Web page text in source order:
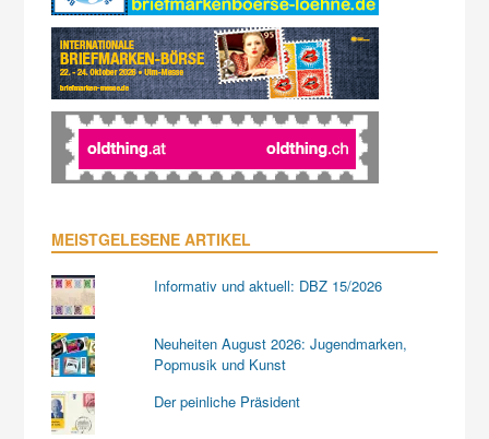
MEISTGELESENE ARTIKEL
Informativ und aktuell: DBZ 15/2026
Neuheiten August 2026: Jugendmarken,
Popmusik und Kunst
Der peinliche Präsident